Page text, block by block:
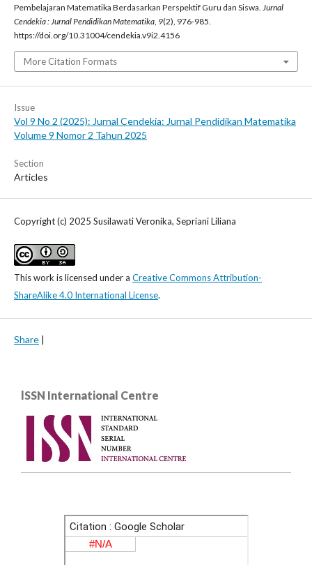
Pembelajaran Matematika Berdasarkan Perspektif Guru dan Siswa. Jurnal
Cendekia : Jurnal Pendidikan Matematika, 9(2), 976-985.
https://doi.org/10.31004/cendekia.v9i2.4156
More Citation Formats
Issue
Vol 9 No 2 (2025): Jurnal Cendekia: Jurnal Pendidikan Matematika
Volume 9 Nomor 2 Tahun 2025
Section
Articles
Copyright (c) 2025 Susilawati Veronika, Sepriani Liliana
This work is licensed under a Creative Commons Attribution-
ShareAlike 4.0 International License.
Share |
lSSN International Centre